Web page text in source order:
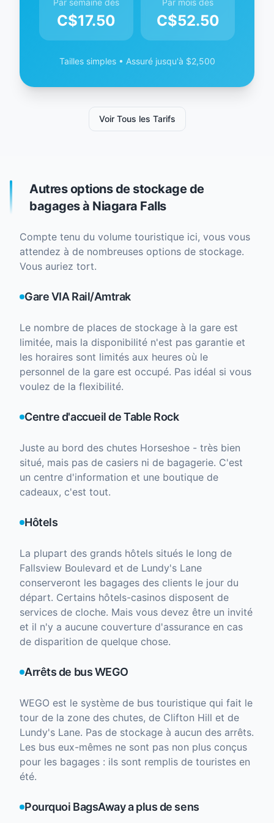
Par semaine dès
C$17.50
Par mois dès
C$52.50
Tailles simples • Assuré jusqu'à $2,500
Voir Tous les Tarifs
Autres options de stockage de
bagages à Niagara Falls
Compte tenu du volume touristique ici, vous vous
attendez à de nombreuses options de stockage.
Vous auriez tort.
Gare VIA Rail/Amtrak
Le nombre de places de stockage à la gare est
limitée, mais la disponibilité n'est pas garantie et
les horaires sont limités aux heures où le
personnel de la gare est occupé. Pas idéal si vous
voulez de la flexibilité.
Centre d'accueil de Table Rock
Juste au bord des chutes Horseshoe - très bien
situé, mais pas de casiers ni de bagagerie. C'est
un centre d'information et une boutique de
cadeaux, c'est tout.
Hôtels
La plupart des grands hôtels situés le long de
Fallsview Boulevard et de Lundy's Lane
conserveront les bagages des clients le jour du
départ. Certains hôtels-casinos disposent de
services de cloche. Mais vous devez être un invité
et il n'y a aucune couverture d'assurance en cas
de disparition de quelque chose.
Arrêts de bus WEGO
WEGO est le système de bus touristique qui fait le
tour de la zone des chutes, de Clifton Hill et de
Lundy's Lane. Pas de stockage à aucun des arrêts.
Les bus eux-mêmes ne sont pas non plus conçus
pour les bagages : ils sont remplis de touristes en
été.
Pourquoi BagsAway a plus de sens